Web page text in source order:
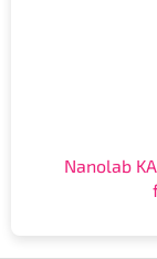
Nanolab